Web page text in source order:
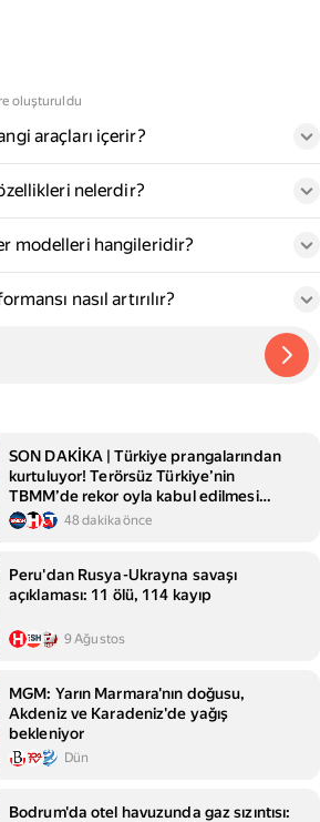
oluşturuldu
araçları içerir?
nelerdir?
modelleri hangileridir?
nasıl artırılır?
SON DAKİKA | Türkiye prangalarından
kurtuluyor! Terörsüz Türkiye’nin
TBMM’de rekor oyla kabul edilmesi
bekleniyor48 dakika önce
Peru'dan Rusya-Ukrayna savaşı
açıklaması: 11 ölü, 114 kayıp
9 Ağustos
MGM: Yarın Marmara'nın doğusu,
Akdeniz ve Karadeniz'de yağış
bekleniyor
Dün
Bodrum'da otel havuzunda gaz sızıntısı: